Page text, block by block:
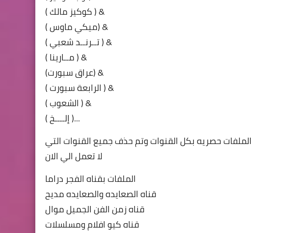
( كوكيز مالك ) &
( ميكي ماوس) &
( تــرنــد شعبي ) &
( مــارينا ) &
(عراق سبورت) &
( الرابعة سبورت ) &
( الشعوب ) &
( إلــــخ )...
الملفات حصريه بكل القنوات وتم حذف جميع القنوات التي
لا تعمل الي الان
الملفات بقناه الفجر دراما
قناه الصعايده والصعايده مديح
قناه زمن الفن الجميل موال
قناه كيو افلام ومسلسلات